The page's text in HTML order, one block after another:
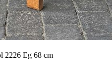
2226 Eg 68 cm